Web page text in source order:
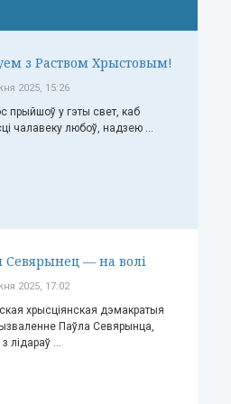
з Раством Хрыстовым!
2025, 15:26
прыйшоў у гэты свет, каб
чалавеку любоў, надзею ...
Севярынец — на волі
2025, 17:02
хрысціянская дэмакратыя
Паўла Севярынца,
лідараў ...